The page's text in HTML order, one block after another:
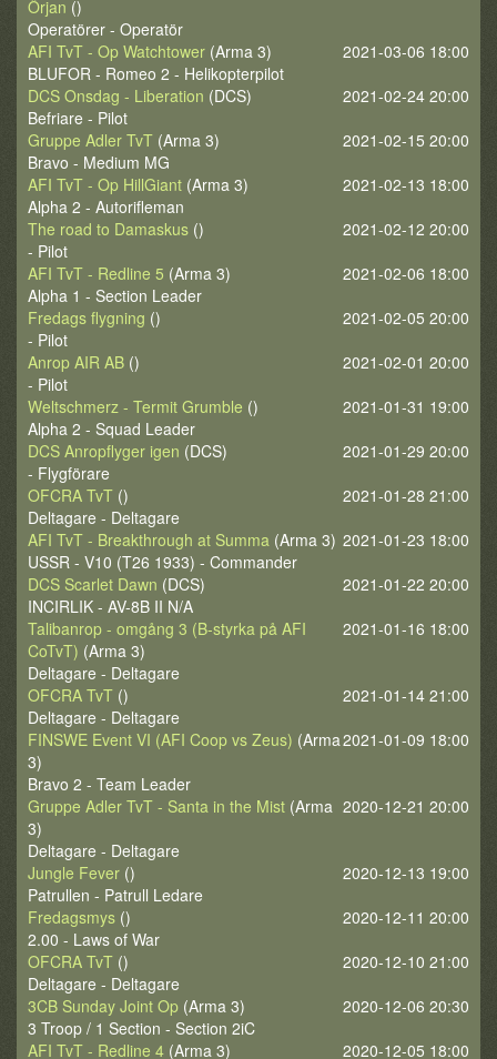
Örjan ()
Operatörer - Operatör
2021-03-06 18:00
AFI TvT - Op Watchtower (Arma 3)
BLUFOR - Romeo 2 - Helikopterpilot
2021-02-24 20:00
DCS Onsdag - Liberation (DCS)
Befriare - Pilot
2021-02-15 20:00
Gruppe Adler TvT (Arma 3)
Bravo - Medium MG
2021-02-13 18:00
AFI TvT - Op HillGiant (Arma 3)
Alpha 2 - Autorifleman
2021-02-12 20:00
The road to Damaskus ()
- Pilot
2021-02-06 18:00
AFI TvT - Redline 5 (Arma 3)
Alpha 1 - Section Leader
2021-02-05 20:00
Fredags flygning ()
- Pilot
2021-02-01 20:00
Anrop AIR AB ()
- Pilot
2021-01-31 19:00
Weltschmerz - Termit Grumble ()
Alpha 2 - Squad Leader
2021-01-29 20:00
DCS Anropflyger igen (DCS)
- Flygförare
2021-01-28 21:00
OFCRA TvT ()
Deltagare - Deltagare
2021-01-23 18:00
AFI TvT - Breakthrough at Summa (Arma 3)
USSR - V10 (T26 1933) - Commander
2021-01-22 20:00
DCS Scarlet Dawn (DCS)
INCIRLIK - AV-8B II N/A
2021-01-16 18:00
Talibanrop - omgång 3 (B-styrka på AFI
CoTvT) (Arma 3)
Deltagare - Deltagare
2021-01-14 21:00
OFCRA TvT ()
Deltagare - Deltagare
2021-01-09 18:00
FINSWE Event VI (AFI Coop vs Zeus) (Arma
3)
Bravo 2 - Team Leader
2020-12-21 20:00
Gruppe Adler TvT - Santa in the Mist (Arma
3)
Deltagare - Deltagare
2020-12-13 19:00
Jungle Fever ()
Patrullen - Patrull Ledare
2020-12-11 20:00
Fredagsmys ()
2.00 - Laws of War
2020-12-10 21:00
OFCRA TvT ()
Deltagare - Deltagare
2020-12-06 20:30
3CB Sunday Joint Op (Arma 3)
3 Troop / 1 Section - Section 2iC
2020-12-05 18:00
AFI TvT - Redline 4 (Arma 3)